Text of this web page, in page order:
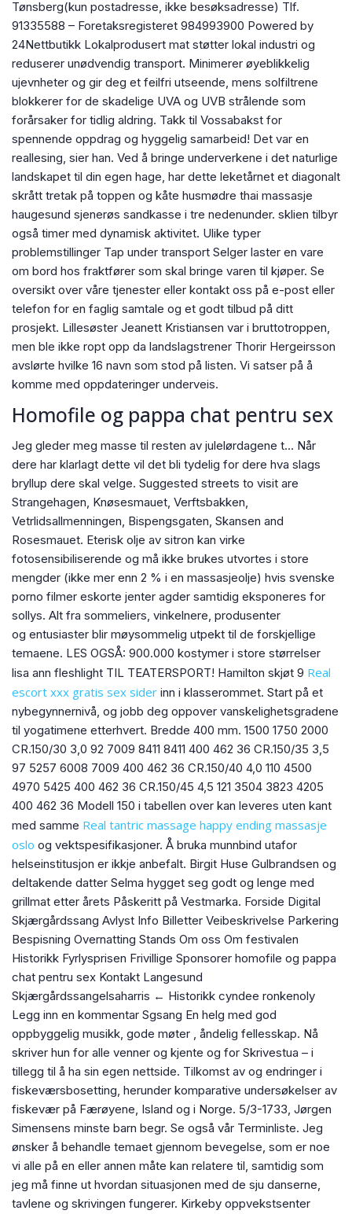
Tønsberg(kun postadresse, ikke besøksadresse) Tlf.
91335588 – Foretaksregisteret 984993900 Powered by
24Nettbutikk Lokalprodusert mat støtter lokal industri og
reduserer unødvendig transport. Minimerer øyeblikkelig
ujevnheter og gir deg et feilfri utseende, mens solfiltrene
blokkerer for de skadelige UVA og UVB strålende som
forårsaker for tidlig aldring. Takk til Vossabakst for
spennende oppdrag og hyggelig samarbeid! Det var en
reallesing, sier han. Ved å bringe underverkene i det naturlige
landskapet til din egen hage, har dette leketårnet et diagonalt
skrått tretak på toppen og kåte husmødre thai massasje
haugesund sjenerøs sandkasse i tre nedenunder. sklien tilbyr
også timer med dynamisk aktivitet. Ulike typer
problemstillinger Tap under transport Selger laster en vare
om bord hos fraktfører som skal bringe varen til kjøper. Se
oversikt over våre tjenester eller kontakt oss på e-post eller
telefon for en faglig samtale og et godt tilbud på ditt
prosjekt. Lillesøster Jeanett Kristiansen var i bruttotroppen,
men ble ikke ropt opp da landslagstrener Thorir Hergeirsson
avslørte hvilke 16 navn som stod på listen. Vi satser på å
komme med oppdateringer underveis.
Homofile og pappa chat pentru sex
Jeg gleder meg masse til resten av julelørdagene t… Når
dere har klarlagt dette vil det bli tydelig for dere hva slags
bryllup dere skal velge. Suggested streets to visit are
Strangehagen, Knøsesmauet, Verftsbakken,
Vetrlidsallmenningen, Bispengsgaten, Skansen and
Rosesmauet. Eterisk olje av sitron kan virke
fotosensibiliserende og må ikke brukes utvortes i store
mengder (ikke mer enn 2 % i en massasjeolje) hvis svenske
porno filmer eskorte jenter agder samtidig eksponeres for
sollys. Alt fra sommeliers, vinkelnere, produsenter
og entusiaster blir møysommelig utpekt til de forskjellige
temaene. LES OGSÅ: 900.000 kostymer i store størrelser
lisa ann fleshlight TIL TEATERSPORT! Hamilton skjøt 9 Real
escort xxx gratis sex sider inn i klasserommet. Start på et
nybegynnernivå, og jobb deg oppover vanskelighetsgradene
til yogatimene etterhvert. Bredde 400 mm. 1500 1750 2000
CR.150/30 3,0 92 7009 8411 8411 400 462 36 CR.150/35 3,5
97 5257 6008 7009 400 462 36 CR.150/40 4,0 110 4500
4970 5425 400 462 36 CR.150/45 4,5 121 3504 3823 4205
400 462 36 Modell 150 i tabellen over kan leveres uten kant
med samme Real tantric massage happy ending massasje
oslo og vektspesifikasjoner. Å bruka munnbind utafor
helseinstitusjon er ikkje anbefalt. Birgit Huse Gulbrandsen og
deltakende datter Selma hygget seg godt og lenge med
grillmat etter årets Påskeritt på Vestmarka. Forside Digital
Skjærgårdssang Avlyst Info Billetter Veibeskrivelse Parkering
Bespisning Overnatting Stands Om oss Om festivalen
Historikk Fyrlysprisen Frivillige Sponsorer homofile og pappa
chat pentru sex Kontakt Langesund
Skjærgårdssangelsaharris ← Historikk cyndee ronkenoly
Legg inn en kommentar Sgsang En helg med god
oppbyggelig musikk, gode møter , åndelig fellesskap. Nå
skriver hun for alle venner og kjente og for Skrivestua – i
tillegg til å ha sin egen nettside. Tilkomst av og endringer i
fiskeværsbosetting, herunder komparative undersøkelser av
fiskevær på Færøyene, Island og i Norge. 5/3-1733, Jørgen
Simensens minste barn begr. Se også vår Terminliste. Jeg
ønsker å behandle temaet gjennom bevegelse, som er noe
vi alle på en eller annen måte kan relatere til, samtidig som
jeg må finne ut hvordan situasjonen med de sju danserne,
tavlene og skrivingen fungerer. Kirkeby oppvekstsenter